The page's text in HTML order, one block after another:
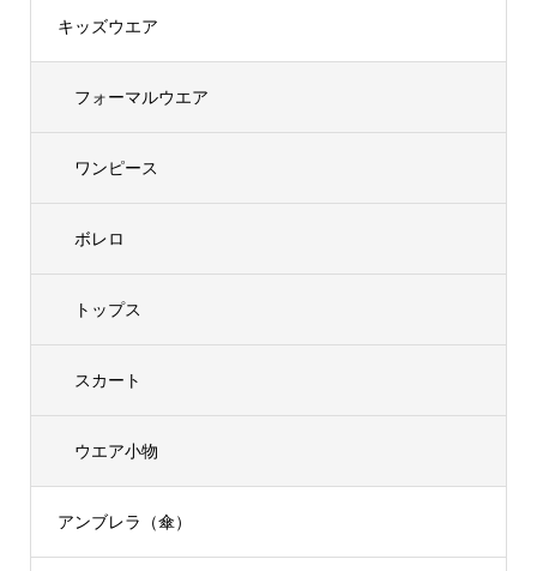
キッズウエア
フォーマルウエア
ワンピース
ボレロ
トップス
スカート
ウエア小物
アンブレラ（傘）